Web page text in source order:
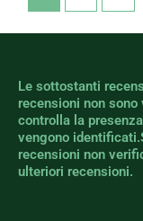
Le sottostanti
recensioni non
controlla la
vengono
recensioni non
ulteriori recensioni.